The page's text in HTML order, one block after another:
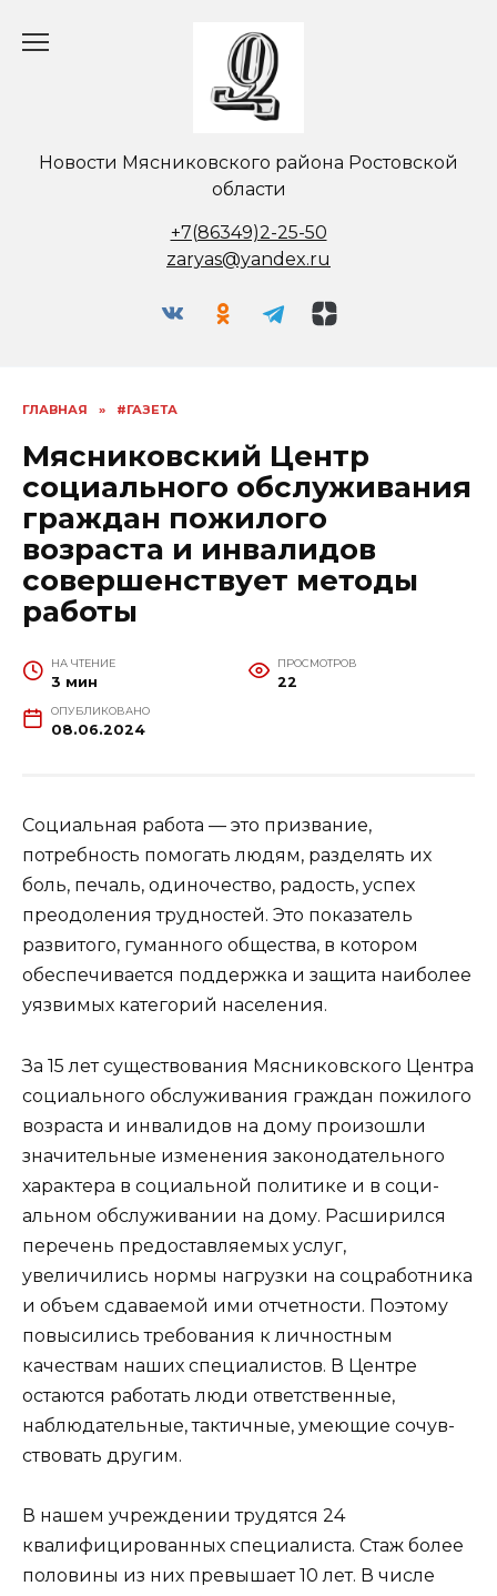
Новости Мясниковского района Ростовской
области
+7(86349)2-25-50
zaryas@yandex.ru
ГЛАВНАЯ » #ГАЗЕТА
Мясников­ский Центр
социального обслужива­ния
граждан пожилого
возраста и ин­валидов
совершенствует методы
работы
НА ЧТЕНИЕ
3 мин
ПРОСМОТРОВ
22
ОПУБЛИКОВАНО
08.06.2024
Социальная работа — это призвание,
потребность помогать людям, разделять их
боль, печаль, одиночество, радость, успех
преодоления трудностей. Это по­казатель
развитого, гуманного обще­ства, в котором
обеспечивается под­держка и защита наиболее
уязвимых ка­тегорий населения.
За 15 лет существования Мясников­ского Центра
социального обслужива­ния граждан пожилого
возраста и ин­валидов на дому произошли
значитель­ные изменения законодательного
харак­тера в социальной политике и в соци­
альном обслуживании на дому. Расши­рился
перечень предоставляемых услуг,
увеличились нормы нагрузки на соцработника
и объем сдаваемой ими от­четности. Поэтому
повысились требо­вания к личностным
качествам наших специалистов. В Центре
остаются ра­ботать люди ответственные,
наблюда­тельные, тактичные, умеющие сочув­
ствовать другим.
В нашем учреждении трудятся 24
квалифицированных специалиста. Стаж более
половины из них превышает 10 лет. В числе